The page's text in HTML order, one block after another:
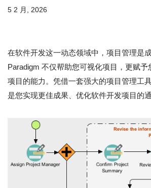
5 2 月, 2026
在软件开发这一动态领域中，项目管理是
Paradigm 不仅帮助您可视化项目，更赋予
项目的能力。凭借一套强大的项目管理工
是您实现更佳成果、优化软件开发项目的通